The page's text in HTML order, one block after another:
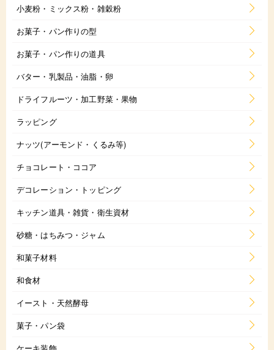
小麦粉・ミックス粉・雑穀粉
お菓子・パン作りの型
お菓子・パン作りの道具
バター・乳製品・油脂・卵
ドライフルーツ・加工野菜・果物
ラッピング
ナッツ(アーモンド・くるみ等)
チョコレート・ココア
デコレーション・トッピング
キッチン道具・雑貨・衛生資材
砂糖・はちみつ・ジャム
和菓子材料
和食材
イースト・天然酵母
菓子・パン袋